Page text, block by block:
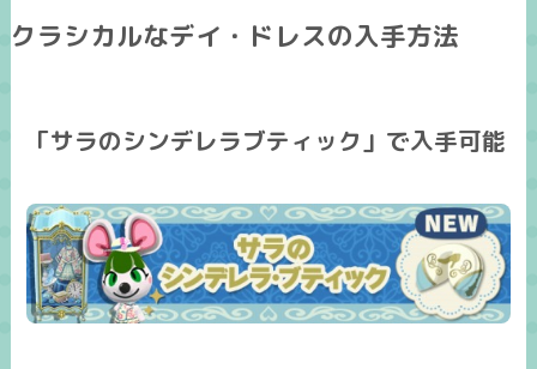
クラシカルなデイ・ドレスの入手方法
「サラのシンデレラブティック」で入手可能